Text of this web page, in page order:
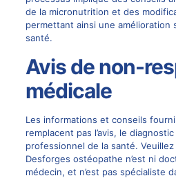
de la micronutrition et des
permettant ainsi une amélioration
santé.
Avis de non-
médicale
Les informations et conseils
remplacent pas l’avis, le
professionnel de la santé.
Desforges ostéopathe n’est ni
médecin, et n’est pas spécialiste